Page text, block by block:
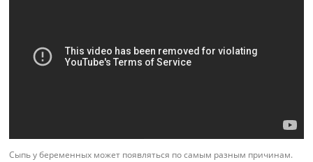
Сыпь у беременных может появляться по самым разным причинам.